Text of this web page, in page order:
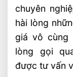
chuyên
hài lòng
giá vô cùng
lòng gọi
được tư vấn